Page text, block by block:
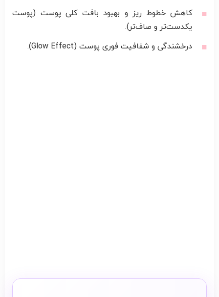
کاهش خطوط ریز و بهبود بافت کلی پوست (پوست
یکدست‌تر و صاف‌تر).
درخشندگی و شفافیت فوری پوست (Glow Effect).